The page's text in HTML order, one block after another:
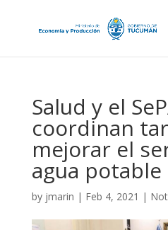
Salud y el
coordinan
mejorar el
agua potable
by jmarin | Feb 4, 2021 |